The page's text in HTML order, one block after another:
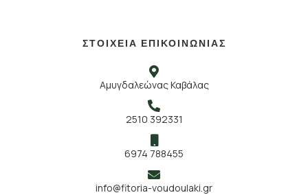
ΣΤΟΙΧΕΙΑ ΕΠΙΚΟΙΝΩΝΙΑΣ
Αμυγδαλεώνας Καβάλας
2510 392331
6974 788455
info@fitoria-voudoulaki.gr